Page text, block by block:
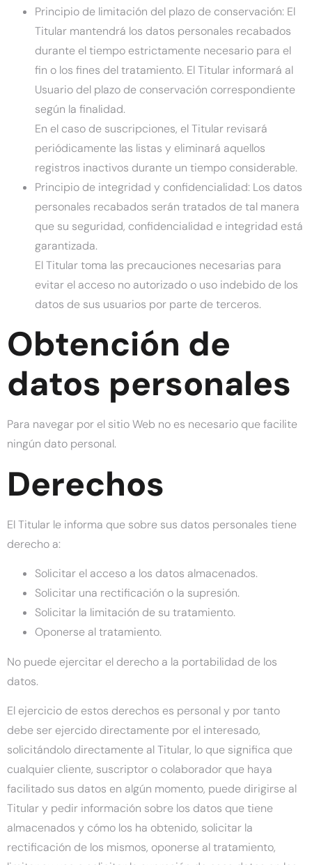
Principio de limitación del plazo de conservación: El
Titular mantendrá los datos personales recabados
durante el tiempo estrictamente necesario para el
fin o los fines del tratamiento. El Titular informará al
Usuario del plazo de conservación correspondiente
según la finalidad.
En el caso de suscripciones, el Titular revisará
periódicamente las listas y eliminará aquellos
registros inactivos durante un tiempo considerable.
Principio de integridad y confidencialidad: Los datos
personales recabados serán tratados de tal manera
que su seguridad, confidencialidad e integridad está
garantizada.
El Titular toma las precauciones necesarias para
evitar el acceso no autorizado o uso indebido de los
datos de sus usuarios por parte de terceros.
Obtención de
datos personales
Para navegar por el sitio Web no es necesario que facilite
ningún dato personal.
Derechos
El Titular le informa que sobre sus datos personales tiene
derecho a:
Solicitar el acceso a los datos almacenados.
Solicitar una rectificación o la supresión.
Solicitar la limitación de su tratamiento.
Oponerse al tratamiento.
No puede ejercitar el derecho a la portabilidad de los
datos.
El ejercicio de estos derechos es personal y por tanto
debe ser ejercido directamente por el interesado,
solicitándolo directamente al Titular, lo que significa que
cualquier cliente, suscriptor o colaborador que haya
facilitado sus datos en algún momento, puede dirigirse al
Titular y pedir información sobre los datos que tiene
almacenados y cómo los ha obtenido, solicitar la
rectificación de los mismos, oponerse al tratamiento,